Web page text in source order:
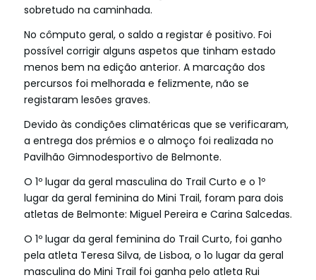
sobretudo na caminhada.
No cômputo geral, o saldo a registar é positivo. Foi
possível corrigir alguns aspetos que tinham estado
menos bem na edição anterior. A marcação dos
percursos foi melhorada e felizmente, não se
registaram lesões graves.
Devido às condições climatéricas que se verificaram,
a entrega dos prémios e o almoço foi realizada no
Pavilhão Gimnodesportivo de Belmonte.
O 1º lugar da geral masculina do Trail Curto e o 1º
lugar da geral feminina do Mini Trail, foram para dois
atletas de Belmonte: Miguel Pereira e Carina Salcedas.
O 1º lugar da geral feminina do Trail Curto, foi ganho
pela atleta Teresa Silva, de Lisboa, o 1o lugar da geral
masculina do Mini Trail foi ganha pelo atleta Rui